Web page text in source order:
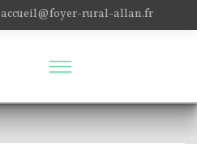
accueil@foyer-rural-allan.fr